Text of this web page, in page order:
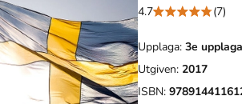
4.7
(7)
Upplaga: 3e
Utgiven: 2017
ISBN: